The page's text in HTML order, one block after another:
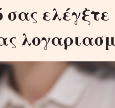
σας ελέγξτε